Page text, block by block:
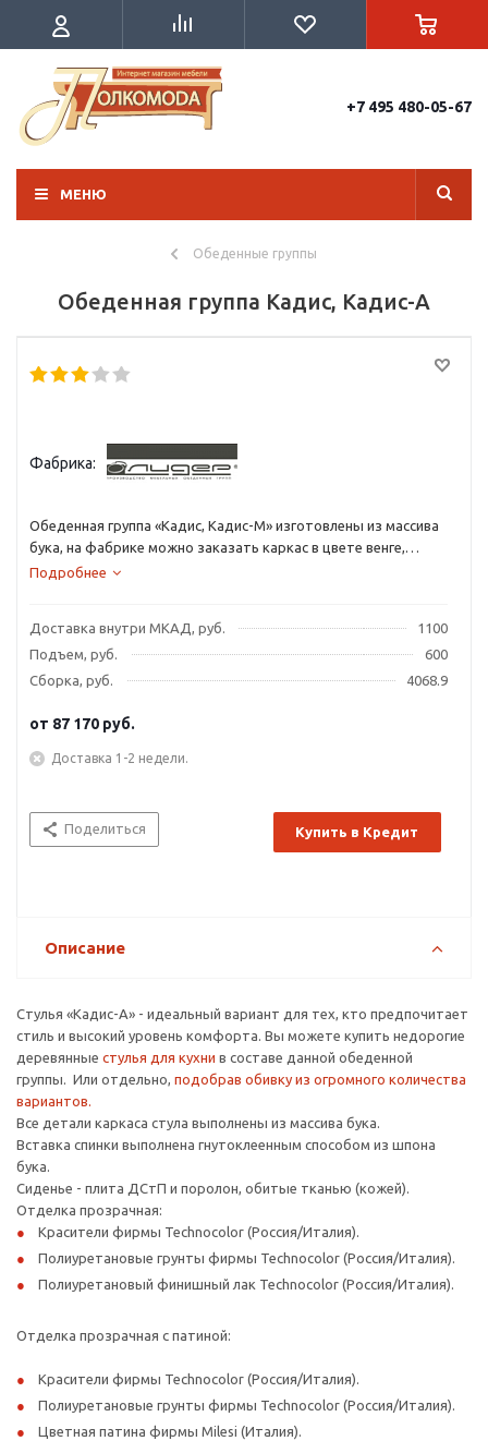
+7 495 480-05-67
МЕНЮ
Обеденные группы
Обеденная группа Кадис, Кадис-А
Фабрика:
Обеденная группа «Кадис, Кадис-М» изготовлены из массива
бука, на фабрике можно заказать каркас в цвете венге,
вишни, белый с золотой и серебренной патиной, орех с
Подробнее
Доставка внутри МКАД, руб.
1100
Подъем, руб.
600
Сборка, руб.
4068.9
от 87 170 руб.
Доставка 1-2 недели.
Поделиться Купить в Кредит
Описание
Стулья «Кадис-А» - идеальный вариант для тех, кто предпочитает
стиль и высокий уровень комфорта. Вы можете купить недорогие
деревянные стулья для кухни в составе данной обеденной
группы. Или отдельно, подобрав обивку из огромного количества
вариантов.
Все детали каркаса стула выполнены из массива бука.
Вставка спинки выполнена гнутоклеенным способом из шпона
бука.
Сиденье - плита ДСтП и поролон, обитые тканью (кожей).
Отделка прозрачная:
Красители фирмы Technocolor (Россия/Италия).
Полиуретановые грунты фирмы Technocolor (Россия/Италия).
Полиуретановый финишный лак Technocolor (Россия/Италия).
Отделка прозрачная с патиной:
Красители фирмы Technocolor (Россия/Италия).
Полиуретановые грунты фирмы Technocolor (Россия/Италия).
Цветная патина фирмы Milesi (Италия).